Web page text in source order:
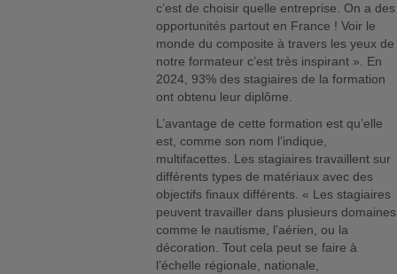
c’est de choisir quelle entreprise. On a des
opportunités partout en France ! Voir le
monde du composite à travers les yeux de
notre formateur c’est très inspirant ». En
2024, 93% des stagiaires de la formation
ont obtenu leur diplôme.
L’avantage de cette formation est qu’elle
est, comme son nom l’indique,
multifacettes. Les stagiaires travaillent sur
différents types de matériaux avec des
objectifs finaux différents. « Les stagiaires
peuvent travailler dans plusieurs domaines
comme le nautisme, l’aérien, ou la
décoration. Tout cela peut se faire à
l’échelle régionale, nationale,